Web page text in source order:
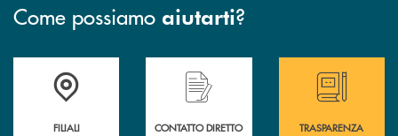
Come possiamo aiutarti?
Trova la filiale più vicina a te
FILIALI
Hai bisogno di assistenza immediata ?
CONTATTO DIRETTO
Hai bisogno di
TRASPARENZA